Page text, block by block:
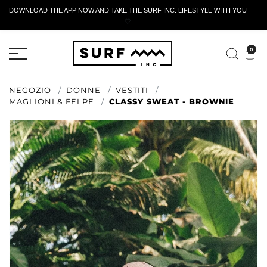
DOWNLOAD THE APP NOW AND TAKE THE SURF INC. LIFESTYLE WITH YOU
🤍
0
NEGOZIO DONNE
VESTITI
MAGLIONI & FELPE
CLASSY SWEAT - BROWNIE
MODULO DI RESTITUZIONE ATTIVO